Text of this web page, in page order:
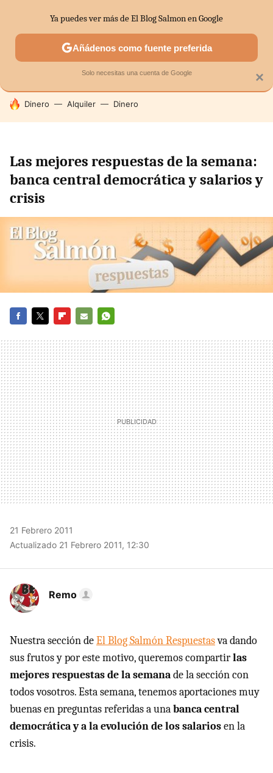
SECTORES ECONOMÍA DOMÉSTICA MERCADOS
HOY SE HABLA DE
Dinero Alquiler Dinero
Las mejores respuestas de la semana:
banca central democrática y salarios y
crisis
MAIL
21 Febrero 2011
Actualizado 21 Febrero 2011, 12:30
Remo
Nuestra sección deEl Blog Salmón Respuestasva dando
sus frutos y por este motivo, queremos compartirlas
mejores respuestas de la semanade la sección con
todos vosotros. Esta semana, tenemos aportaciones muy
buenas en preguntas referidas a unabanca central
democrática y a la evolución de los salariosen la
crisis.
×
Ya puedes ver más de El Blog Salmon en Google
Añádenos como fuente preferida
Solo necesitas una cuenta de Google